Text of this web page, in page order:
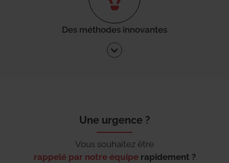
Des méthodes innovantes
Une urgence ?
Vous souhaitez être
rappelé par notre équipe rapidement ?